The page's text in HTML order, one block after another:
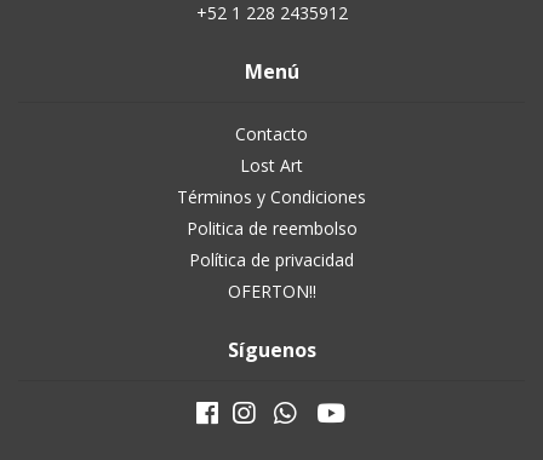
+52 1 228 2435912
Menú
Contacto
Lost Art
Términos y Condiciones
Politica de reembolso
Política de privacidad
OFERTON!!
Síguenos